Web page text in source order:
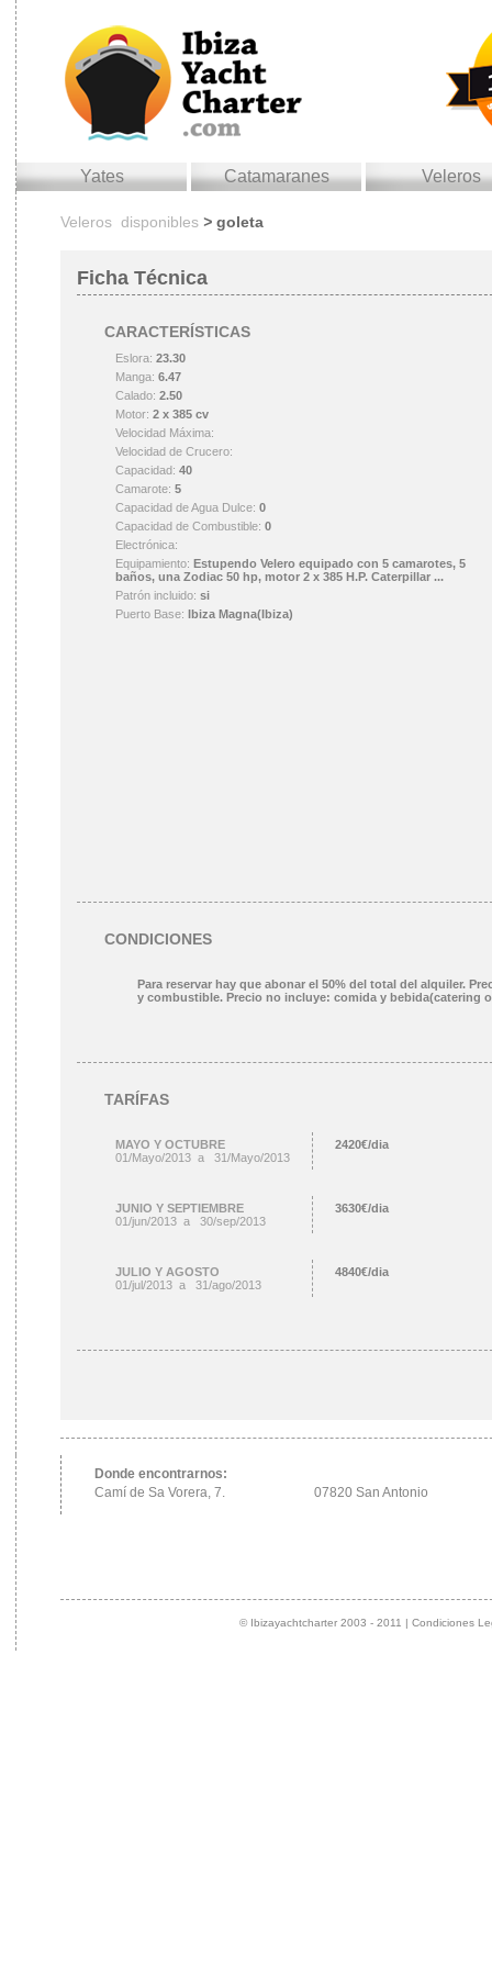
yates catamaranes veleros
Veleros disponibles > goleta
Ficha Técnica
CARACTERÍSTICAS
Eslora: 23.30
Manga: 6.47
Calado: 2.50
Motor: 2 x 385 cv
Velocidad Máxima:
Velocidad de Crucero:
Capacidad: 40
Camarote: 5
Capacidad de Agua Dulce: 0
Capacidad de Combustible: 0
Electrónica:
Equipamiento: Estupendo Velero equipado con 5 camarotes, 5
baños, una Zodiac 50 hp, motor 2 x 385 H.P. Caterpillar ...
Patrón incluido: si
Puerto Base: Ibiza Magna(Ibiza)
CONDICIONES
Para reservar hay que abonar el 50% del total del alquiler.
y combustible. Precio no incluye: comida y bebida(catering
TARÍFAS
MAYO Y OCTUBRE
01/Mayo/2013 a 31/Mayo/2013
2420€/dia
JUNIO Y SEPTIEMBRE
01/jun/2013 a 30/sep/2013
3630€/dia
JULIO Y AGOSTO
01/jul/2013 a 31/ago/2013
4840€/dia
Donde encontrarnos:
Camí de Sa Vorera, 7.
07820 San Antonio
© Ibizayachtcharter 2003 - 2011 | Condiciones